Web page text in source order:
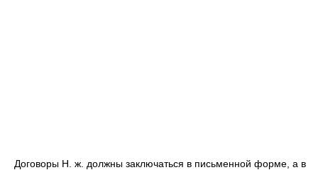
Договоры Н. ж. должны заключаться в письменной форме, а в